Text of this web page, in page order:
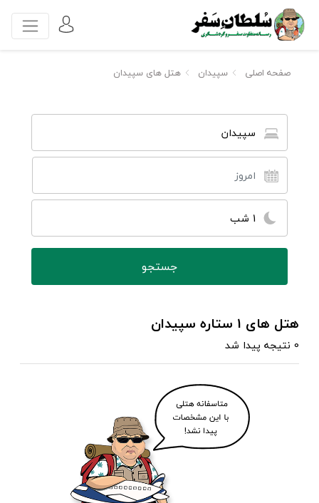
صفحه اصلی سپیدان هتل های سپیدان
سپیدان
1 شب
هتل های 1 ستاره سپیدان
0 نتیجه پیدا شد